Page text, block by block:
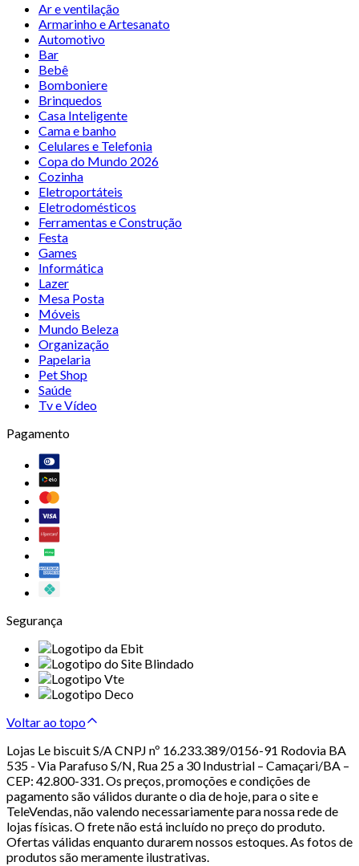
Ar e ventilação
Armarinho e Artesanato
Automotivo
Bar
Bebê
Bomboniere
Brinquedos
Casa Inteligente
Cama e banho
Celulares e Telefonia
Copa do Mundo 2026
Cozinha
Eletroportáteis
Eletrodomésticos
Ferramentas e Construção
Festa
Games
Informática
Lazer
Mesa Posta
Móveis
Mundo Beleza
Organização
Papelaria
Pet Shop
Saúde
Tv e Vídeo
Pagamento
Segurança
Voltar ao topo
Lojas Le biscuit S/A CNPJ nº 16.233.389/0156-91 Rodovia BA
535 - Via Parafuso S/N, Rua 25 a 30 Industrial – Camaçari/BA –
CEP: 42.800-331. Os preços, promoções e condições de
pagamento são válidos durante o dia de hoje, para o site e
TeleVendas, não valendo necessariamente para nossa rede de
lojas físicas. O frete não está incluído no preço do produto.
Ofertas válidas enquanto durarem nossos estoques. As fotos de
produtos são meramente ilustrativas.